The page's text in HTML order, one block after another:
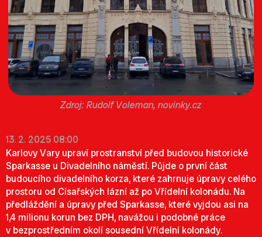
Rudolf Voleman, novinky.cz
13. 2. 2025 08:00
Karlovy Vary upraví prostranství před budovou historické
Sparkasse u Divadelního náměstí. Půjde o první část
budoucího divadelního korza, které zahrnuje úpravy celého
prostoru od Císařských lázní až po Vřídelní kolonádu. Na
předláždění a úpravy před Sparkasse, které vyjdou asi na
1,4 milionu korun bez DPH, navážou i podobné práce
v bezprostředním okolí sousední Vřídelní kolonády.